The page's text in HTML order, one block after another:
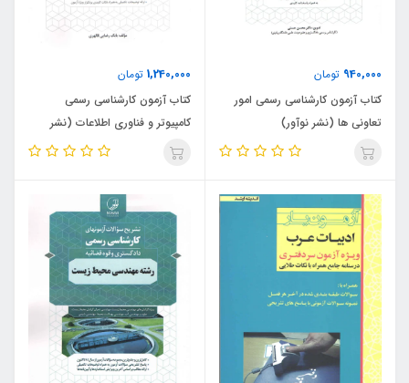
940,000 تومان
کتاب آزمون کارشناسی رسمی امور
تعاونی ها (نشر نوآور)
1,240,000 تومان
کتاب آزمون کارشناسی رسمی
کامپیوتر و فناوری اطلاعات (نشر
نوآور)